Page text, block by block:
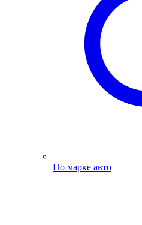
По марке авто